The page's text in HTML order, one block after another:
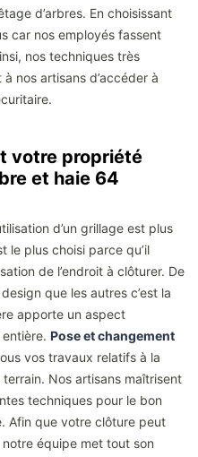
d’arbres. En choisissant
car nos employés fassent
nos techniques très
nos artisans d’accéder à
votre propriété
et haie 64
d’un grillage est plus
le plus choisi parce qu’il
de l’endroit à clôturer. De
que les autres c’est la
apporte un aspect
Pose et changement
vos travaux relatifs à la
Nos artisans maîtrisent
techniques pour le bon
Afin que votre clôture peut
équipe met tout son